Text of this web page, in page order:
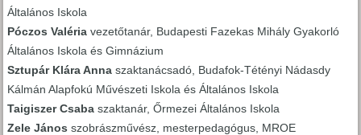
Általános Iskola
Póczos Valéria vezetőtanár, Budapesti Fazekas Mihály Gyakorló
Általános Iskola és Gimnázium
Sztupár Klára Anna szaktanácsadó, Budafok-Tétényi Nádasdy
Kálmán Alapfokú Művészeti Iskola és Általános Iskola
Taigiszer Csaba szaktanár, Őrmezei Általános Iskola
Zele János szobrászművész, mesterpedagógus, MROE